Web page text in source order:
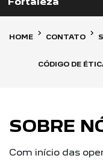
HOME CONTATO
CÓDIGO DE
SOBRE
Com início das